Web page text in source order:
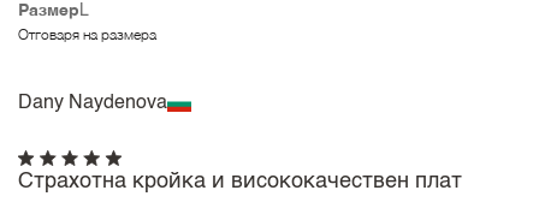
Размер L
Отговаря на размера
Dany Naydenova
Страхотна кройка и висококачествен плат